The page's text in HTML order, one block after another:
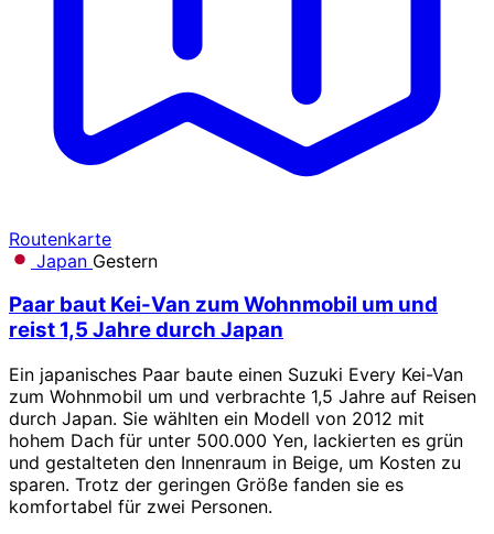
Routenkarte
Japan Gestern
Paar baut Kei-Van zum Wohnmobil um und
reist 1,5 Jahre durch Japan
Ein japanisches Paar baute einen Suzuki Every Kei-Van
zum Wohnmobil um und verbrachte 1,5 Jahre auf Reisen
durch Japan. Sie wählten ein Modell von 2012 mit
hohem Dach für unter 500.000 Yen, lackierten es grün
und gestalteten den Innenraum in Beige, um Kosten zu
sparen. Trotz der geringen Größe fanden sie es
komfortabel für zwei Personen.